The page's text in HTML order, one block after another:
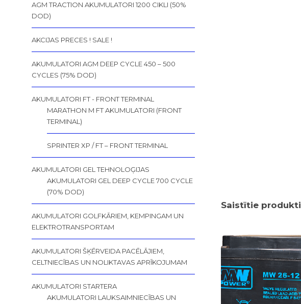
Saistītie produkti
AGM TRACTION AKUMULATORI 1200 CIKLI (50%
DOD)
AKCIJAS PRECES ! SALE !
AKUMULATORI AGM DEEP CYCLE 450 – 500
CYCLES (75% DOD)
AKUMULATORI FT - FRONT TERMINAL
MARATHON M FT AKUMULATORI (FRONT
TERMINAL)
SPRINTER XP / FT – FRONT TERMINAL
AKUMULATORI GEL TEHNOLOĢIJAS
AKUMULATORI GEL DEEP CYCLE 700 CYCLE
(70% DOD)
AKUMULATORI GOLFKĀRIEM, KEMPINGAM UN
ELEKTROTRANSPORTAM
AKUMULATORI ŠĶĒRVEIDA PACĒLĀJIEM,
CELTNIECĪBAS UN NOLIKTAVAS APRĪKOJUMAM
AKUMULATORI STARTERA
AKUMULATORI LAUKSAIMNIECĪBAS UN